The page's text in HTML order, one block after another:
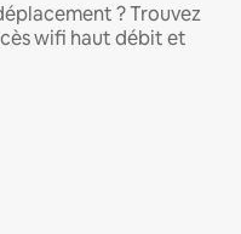
? Trouvez
wifi haut débit et